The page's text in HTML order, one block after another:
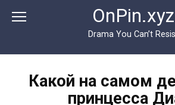
OnPin.xyz
Drama You Can’t
Какой на самом
принцесса